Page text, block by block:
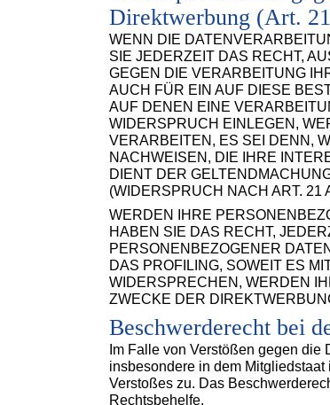
Direktwerbung (Art.
WENN DIE
SIE JEDERZEIT DAS RECHT,
GEGEN DIE VERARBEITUNG
AUCH FÜR EIN AUF DIESE
AUF DENEN EINE
WIDERSPRUCH EINLEGEN,
VERARBEITEN, ES SEI DENN,
NACHWEISEN, DIE IHRE
DIENT DER
(WIDERSPRUCH NACH ART. 21
WERDEN IHRE
HABEN SIE DAS RECHT,
PERSONENBEZOGENER
DAS PROFILING, SOWEIT ES
WIDERSPRECHEN, WERDEN
ZWECKE DER
Beschwerderecht bei
Im Falle von Verstößen gegen
insbesondere in dem
Verstoßes zu. Das
Rechtsbehelfe.